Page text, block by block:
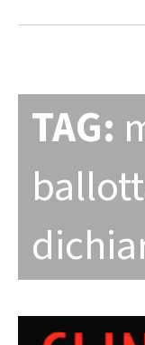
TAG: